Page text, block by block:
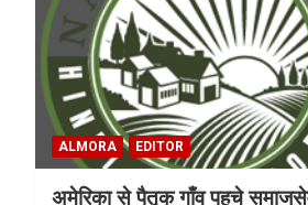
ALMORA EDITOR
अमेरिका से पैतृक गाँव पहुचे